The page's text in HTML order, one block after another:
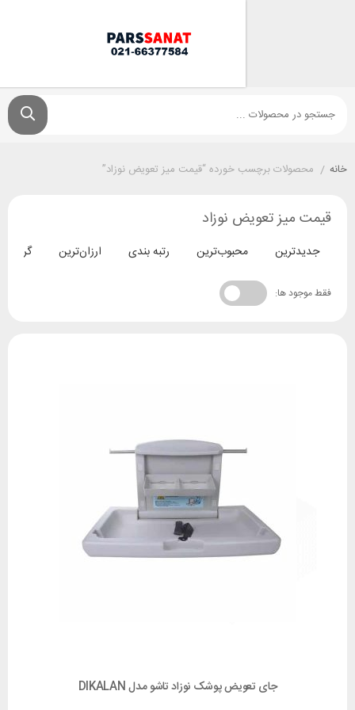
برچسب خورده “قیمت میز تعویض نوزاد”
تعویض نوزاد
محبوب‌ترین رتبه بندی ارزان‌ترین گران‌ترین
ها:
جای تعویض پوشک نوزاد تاشو مدل DIKALAN